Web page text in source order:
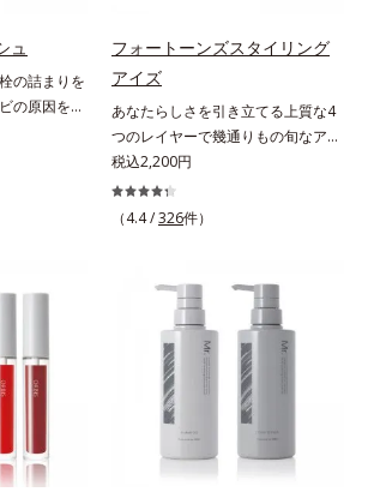
ぎ、肌不調
す。そし
ター
引き出し・
肌へと導き
ゆらがない
に設計され
じたお手入
よる当社調
ス配合＝肌
成分
ケアします。マスクに色移りしにく
いので、気兼ねなく使えます。口紅
の下地としてもおすすめです。
ュ
の詰まりを
の原因を残
上げる洗顔
てしまう」
」「マスク
成分とコ
ながらうる
を維持。ニ
をはじめと
ら成る
フォートーンズスタイリング
アイズ
あなたらしさを引き立てる上質な4
つのレイヤーで幾通りもの旬なアイ
メイクが叶う。上質なテクスチャー
と多様なカラーリングで、似合うを
知る＆楽しさを引き出す、4色のア
た配色だから重ねてもくすまず、簡
単に印象的な目元が完成します。2
色だけを使って簡単に。3色使って
印象的に。4色全部使えば可能性は
無限大。もちろん単色使いもOK！
あなたらしさを引き立てる4つのレ
イヤーで、幾通りもの旬なアイメイ
クをお楽しみください。
税込2,200円
（4.4 /326件）